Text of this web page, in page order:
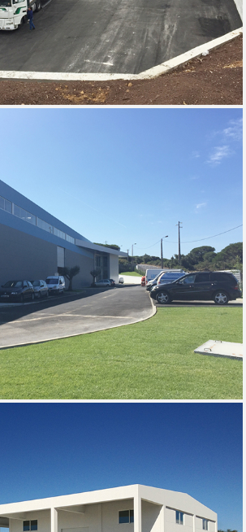
- TORRES VEDRAS, 2017
CEREAL - MALVEIRA, 2017